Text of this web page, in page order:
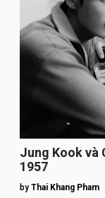
Jung Kook và
1957
by Thai Khang Pham